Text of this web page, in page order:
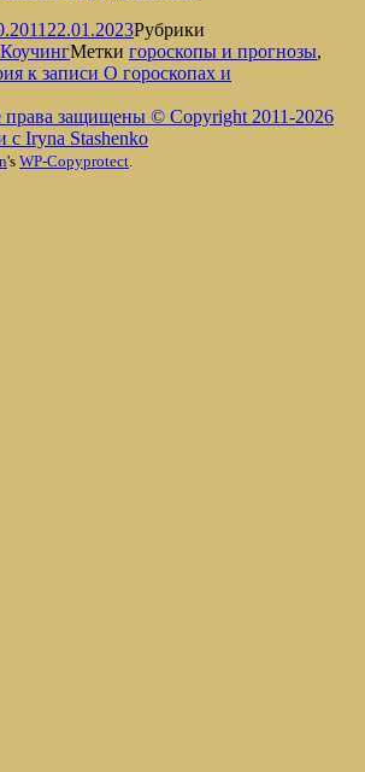
22.01.2023Рубрики
Метки гороскопы и прогнозы,
к записи О гороскопах и
права защищены © Copyright 2011-2026
Iryna Stashenko
's WP-Copyprotect